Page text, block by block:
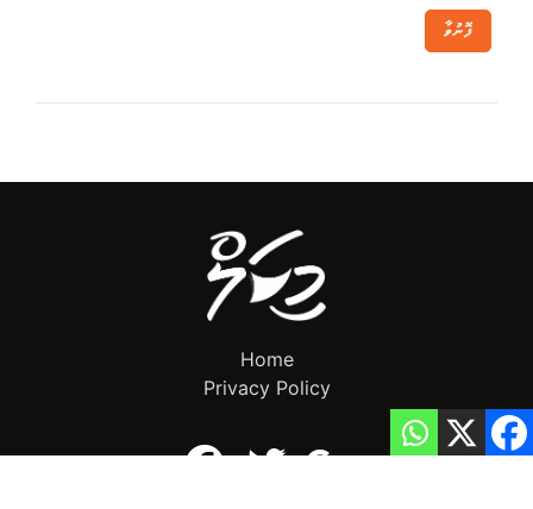
ފޮނުވާ
Home
Privacy Policy